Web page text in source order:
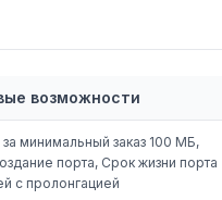
возможности
минимальный заказ 100 МБ,
порта, Срок жизни порта
с пролонгацией